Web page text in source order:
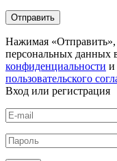
Нажимая «Отправить»,
персональных данных
конфиденциальности и
пользовательского
Вход или регистрация